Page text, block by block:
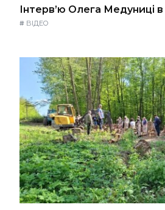
Інтерв’ю Олега Медуниці в
# ВІДЕО